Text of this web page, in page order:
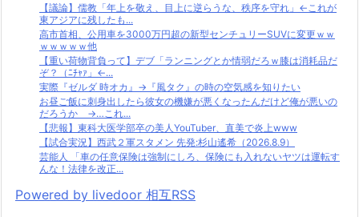
【議論】儒教「年上を敬え、目上に逆らうな、秩序を守れ」←これが
東アジアに残したも...
高市首相、公用車を3000万円超の新型センチュリーSUVに変更ｗｗ
ｗｗｗｗｗ他
【重い荷物背負って】デブ「ランニングとか情弱だろｗ膝は消耗品だ
ぞ？（ﾆﾁｬｧ」←...
実際『ゼルダ 時オカ』→『風タク』の時の空気感を知りたい
お昼ご飯に刺身出したら彼女の機嫌が悪くなったんだけど俺が悪いの
だろうか →…これ...
【悲報】東科大医学部卒の美人YouTuber、直美で炎上www
【試合実況】西武２軍スタメン 先発:杉山遙希（2026.8.9）
芸能人 「車の任意保険は強制にしろ、保険にも入れないヤツは運転す
んな！法律を改正...
Powered by livedoor 相互RSS